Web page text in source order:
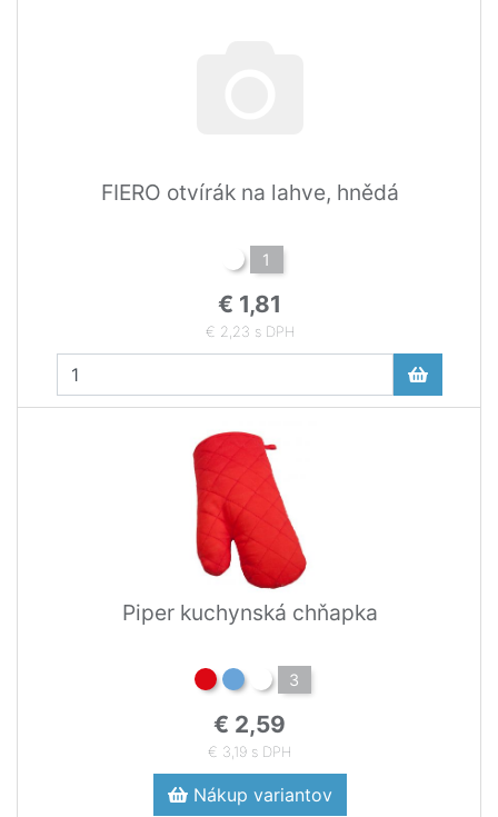
FIERO otvírák na lahve, hnědá
1
€ 1,81
€ 2,23 s DPH
Piper kuchynská chňapka
3
€ 2,59
€ 3,19 s DPH
Nákup variantov